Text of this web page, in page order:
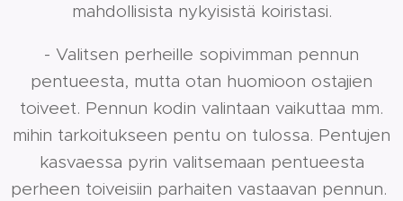
mahdollisista nykyisistä koiristasi.
- Valitsen perheille sopivimman pennun
pentueesta, mutta otan huomioon ostajien
toiveet. Pennun kodin valintaan vaikuttaa mm.
mihin tarkoitukseen pentu on tulossa. Pentujen
kasvaessa pyrin valitsemaan pentueesta
perheen toiveisiin parhaiten vastaavan pennun.